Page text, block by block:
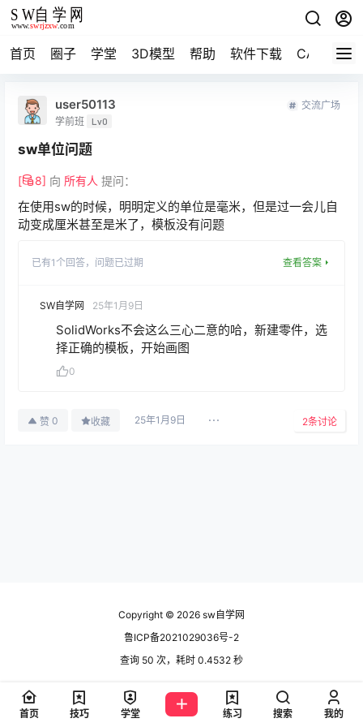
首页 圈子 学堂 3D模型 帮助 软件下载 CAD资料
user50113
学前班 Lv0
交流广场
sw单位问题
[ 8] 向 所有人 提问：
在使用sw的时候，明明定义的单位是毫米，但是过一会儿自
动变成厘米甚至是米了，模板没有问题
已有1 个回答， 问题已过期 查看答案
SW自学网 25年1月9日
SolidWorks不会这么三心二意的哈，新建零件，选
择正确的模板，开始画图
0
赞 0 收藏 25年1月9日 2条讨论
Copyright © 2026 sw自学网
鲁ICP备2021029036号-2
查询 50 次，耗时 0.4532 秒
首页 技巧 学堂 练习 搜索 我的